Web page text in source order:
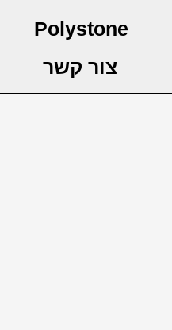
Polystone
צור קשר